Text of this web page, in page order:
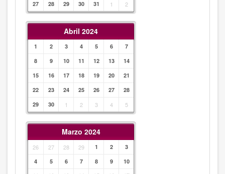
27
28 29 30 31 1 2
Abril 2024
1 2 3 4 5 6
7
8
9 10 11 12 13
14
15
16 17 18 19 20
21
22
23 24 25 26 27
28
29
30 1 2 3 4 5
Marzo 2024
26 27 28 29 1 2
3
4
5 6 7 8 9
10